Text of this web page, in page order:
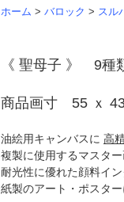
ホーム > バロック > スル
《 聖母子 》 9種
商品画寸 55 ｘ
油絵用キャンバスに 高
複製に使用するマスタ
耐光性に優れた顔料イン
紙製のアート・ポスタ